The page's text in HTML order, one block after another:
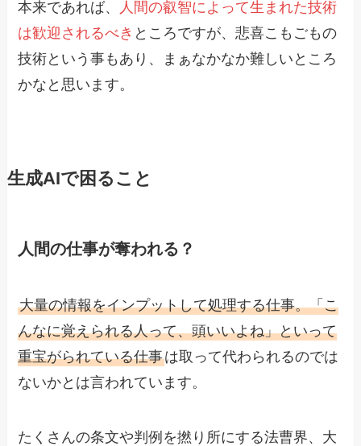
本来であれば、
人間の叡智によって生まれた技術
は歓迎されるべき ところですが、悲喜こもごもの
技術という事もあり、まぁなかなか難しいところ
かなと思います。
生成AIで困ること
人間の仕事が奪われる？
大量の情報をインプットして処理する仕事。「こ
んなに覚えられる人って、頭いいよね」といって
重宝がられている仕事は取って代わられるのでは
ないかとは言われています。
たくさんの条文や判例を撚り所にする法曹界、大